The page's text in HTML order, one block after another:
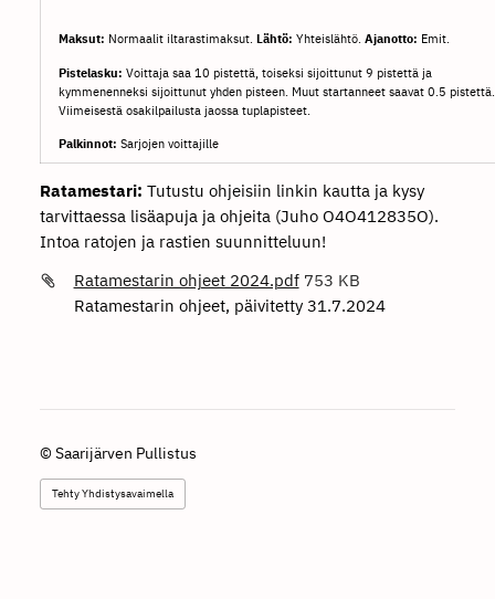
Maksut: Normaalit iltarastimaksut. Lähtö: Yhteislähtö. Ajanotto: Emit.
Pistelasku: Voittaja saa 10 pistettä, toiseksi sijoittunut 9 pistettä ja
kymmenenneksi sijoittunut yhden pisteen. Muut startanneet saavat 0.5 pistettä.
Viimeisestä osakilpailusta jaossa tuplapisteet.
Palkinnot: Sarjojen voittajille
Ratamestari: Tutustu ohjeisiin linkin kautta ja kysy
tarvittaessa lisäapuja ja ohjeita (Juho O4O412835O).
Intoa ratojen ja rastien suunnitteluun!
Ratamestarin ohjeet 2024.pdf 753 KB
Ratamestarin ohjeet, päivitetty 31.7.2024
© Saarijärven Pullistus
Tehty Yhdistysavaimella